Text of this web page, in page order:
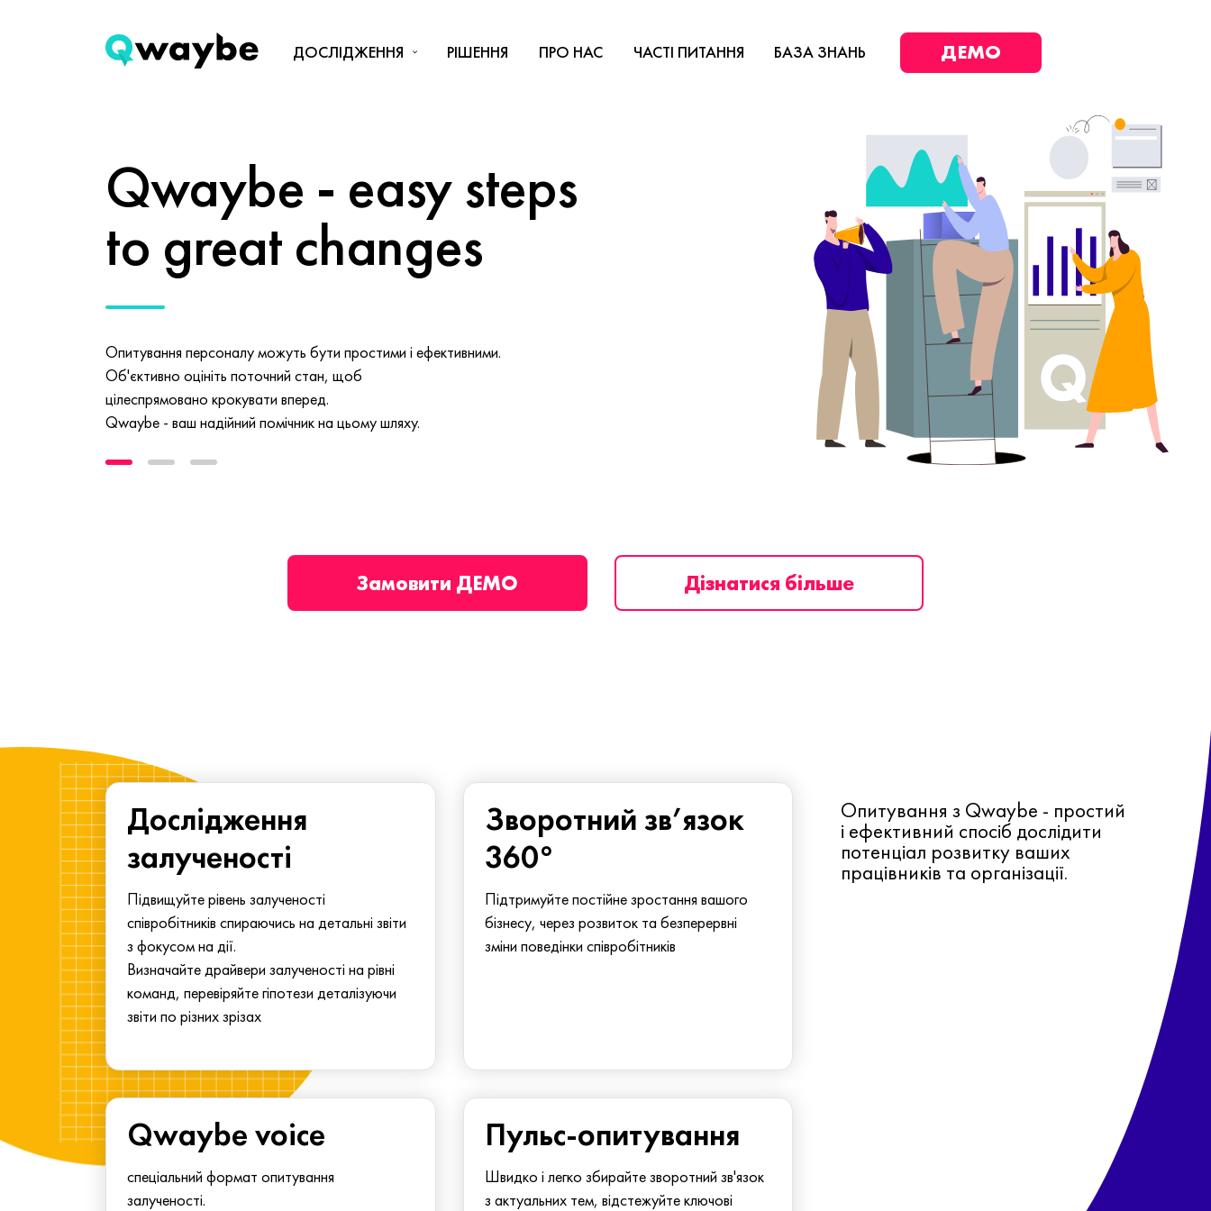
ДОСЛІДЖЕННЯ РІШЕННЯ ПРО НАС ЧАСТІ ПИТАННЯ БАЗА ЗНАНЬ ДЕМО
Qwaybe - easy steps
to great changes
Опитування персоналу можуть бути простими і ефективними.
Об'єктивно оцініть поточний стан, щоб
цілеспрямовано крокувати вперед.
Qwaybe - ваш надійний помічник на цьому шляху.
Замовити ДЕМО Дізнатися більше
Дослідження
залученості
Підвищуйте рівень залученості
співробітників спираючись на детальні звіти
з фокусом на дії.
Визначайте драйвери залученості на рівні
команд, перевіряйте гіпотези деталізуючи
звіти по різних зрізах
Зворотний зв’язок
360°
Підтримуйте постійне зростання вашого
бізнесу, через розвиток та безперервні
зміни поведінки співробітників
Опитування з Qwaybe - простий
і ефективний спосіб дослідити
потенціал розвитку ваших
працівників та організації.
Qwaybe voice
спеціальний формат опитування
залученості.
Пульс-опитування
Швидко і легко збирайте зворотний зв'язок
з актуальних тем, відстежуйте ключові